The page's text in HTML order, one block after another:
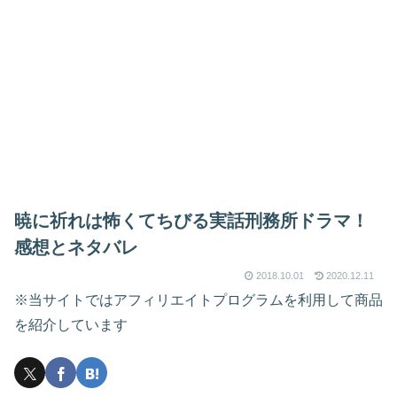
暁に祈れは怖くてちびる実話刑務所ドラマ！
感想とネタバレ
2018.10.01 2020.12.11
※当サイトではアフィリエイトプログラムを利用して商品
を紹介しています